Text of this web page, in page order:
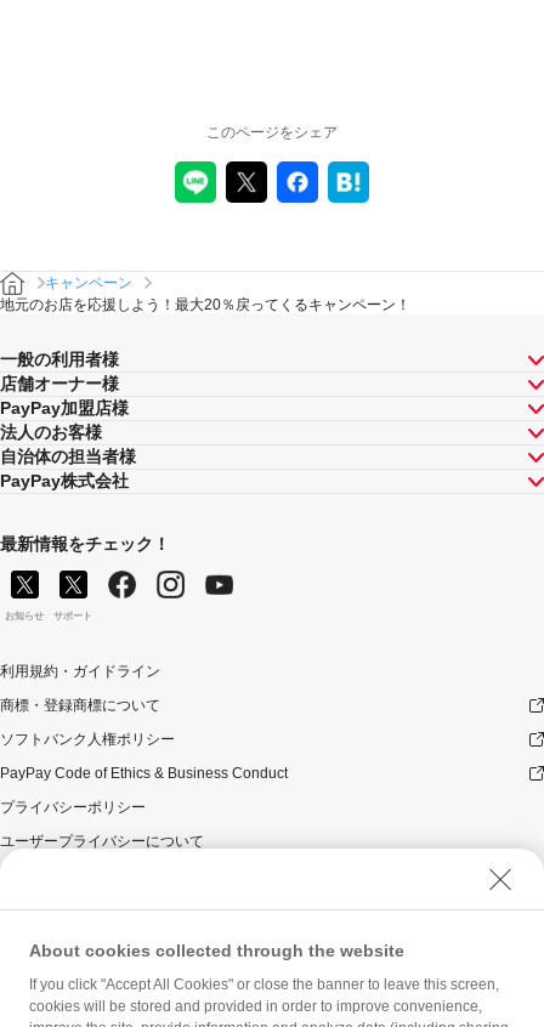
このページをシェア
キャンペーン
地元のお店を応援しよう！最大20％戻ってくるキャンペーン！
一般の利用者様
店舗オーナー様
PayPay加盟店様
法人のお客様
自治体の担当者様
PayPay株式会社
最新情報をチェック！
お知らせ サポート
利用規約・ガイドライン
商標・登録商標について
ソフトバンク人権ポリシー
PayPay Code of Ethics & Business Conduct
プライバシーポリシー
ユーザープライバシーについて
ウェブサイト利用規約
反社会的勢力に対する方針
勧誘方針
マネロン等基本方針
About cookies collected through the website
If you click "Accept All Cookies" or close the banner to leave this screen,
cookies will be stored and provided in order to improve convenience,